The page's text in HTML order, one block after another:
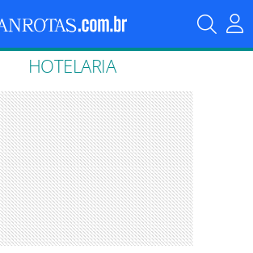
HOTELARIA